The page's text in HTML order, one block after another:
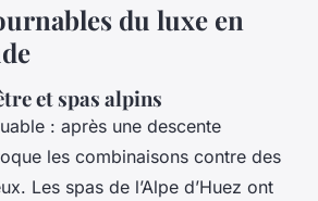
du luxe en
et spas alpins
: après une descente
les combinaisons contre des
Les spas de l’Alpe d’Huez ont